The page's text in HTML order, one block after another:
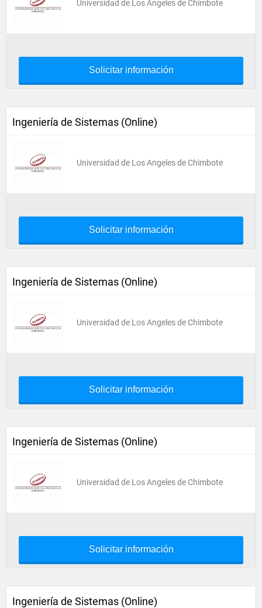
Universidad de Los Angeles de Chimbote
Solicitar información
Ingeniería de Sistemas (Online)
Universidad de Los Angeles de Chimbote
Solicitar información
Ingeniería de Sistemas (Online)
Universidad de Los Angeles de Chimbote
Solicitar información
Ingeniería de Sistemas (Online)
Universidad de Los Angeles de Chimbote
Solicitar información
Ingeniería de Sistemas (Online)